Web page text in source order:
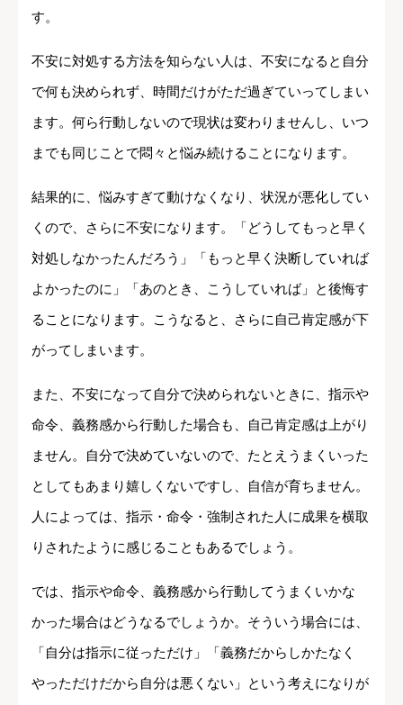
す。
不安に対処する方法を知らない人は、不安になると自分
で何も決められず、時間だけがただ過ぎていってしまい
ます。何ら行動しないので現状は変わりませんし、いつ
までも同じことで悶々と悩み続けることになります。
結果的に、悩みすぎて動けなくなり、状況が悪化してい
くので、さらに不安になります。「どうしてもっと早く
対処しなかったんだろう」「もっと早く決断していれば
よかったのに」「あのとき、こうしていれば」と後悔す
ることになります。こうなると、さらに自己肯定感が下
がってしまいます。
また、不安になって自分で決められないときに、指示や
命令、義務感から行動した場合も、自己肯定感は上がり
ません。自分で決めていないので、たとえうまくいった
としてもあまり嬉しくないですし、自信が育ちません。
人によっては、指示・命令・強制された人に成果を横取
りされたように感じることもあるでしょう。
では、指示や命令、義務感から行動してうまくいかな
かった場合はどうなるでしょうか。そういう場合には、
「自分は指示に従っただけ」「義務だからしかたなく
やっただけだから自分は悪くない」という考えになりが